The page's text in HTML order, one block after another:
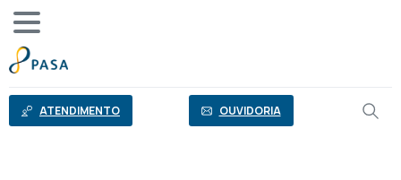
conteúdo
ATENDIMENTO OUVIDORIA